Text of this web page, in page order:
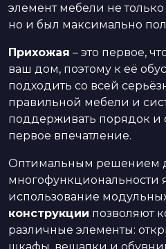
элемент мебели не
но и был максимально
Прихожая – это первое,
ваш дом, поэтому к её
подходить со всей
правильной мебели и
поддерживать порядок и
первое впечатление.
Оптимальным решением
многофункциональности
использование
конструкции позволяют
различные элементы: